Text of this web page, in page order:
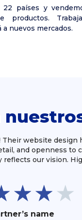
22 países y
productos.
nuevos mercados.
name
★★ ★
website design
and openness to
our vision.